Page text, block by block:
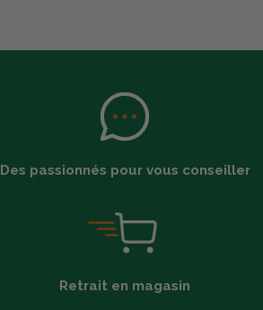
Des passionnés pour vous conseiller
Retrait en magasin